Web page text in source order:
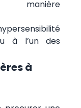
manière
à l’un des
à